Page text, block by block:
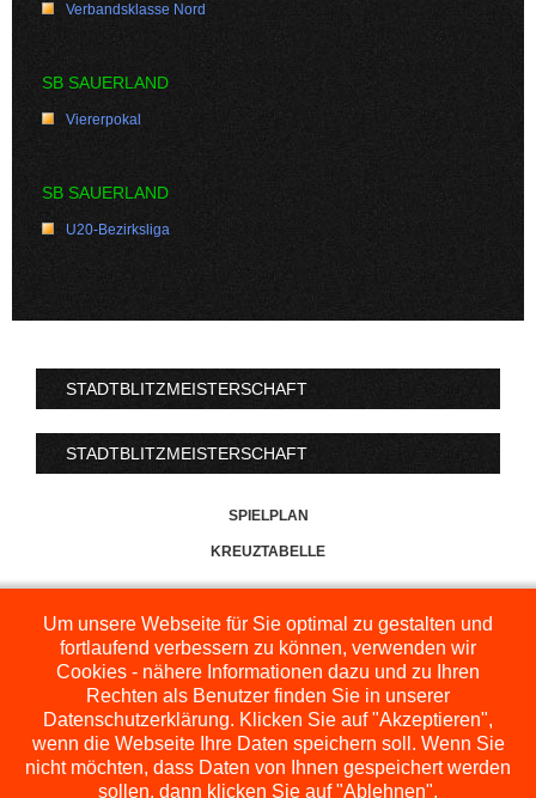
Verbandsklasse Nord
SB SAUERLAND
Viererpokal
SB SAUERLAND
U20-Bezirksliga
STADTBLITZMEISTERSCHAFT
STADTBLITZMEISTERSCHAFT
SPIELPLAN
KREUZTABELLE
Um unsere Webseite für Sie optimal zu gestalten und
fortlaufend verbessern zu können, verwenden wir
Cookies - nähere Informationen dazu und zu Ihren
Rechten als Benutzer finden Sie in unserer
Datenschutzerklärung. Klicken Sie auf "Akzeptieren",
wenn die Webseite Ihre Daten speichern soll. Wenn Sie
nicht möchten, dass Daten von Ihnen gespeichert werden
sollen, dann klicken Sie auf "Ablehnen".